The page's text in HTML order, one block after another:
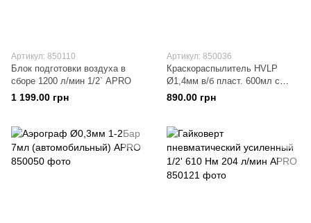
Артикул: 850110
Блок подготовки воздуха в
сборе 1200 л/мин 1/2` APRO
1 199.00 грн
Артикул: 850036
Краскораспылитель HVLP
Ø1,4мм в/б пласт. 600мл с
редуктором APRO 850036
890.00 грн